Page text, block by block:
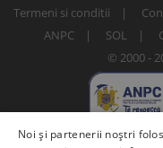
Termeni si conditii
ANPC
SOL
© 2000 -
Noi și partenerii noștri